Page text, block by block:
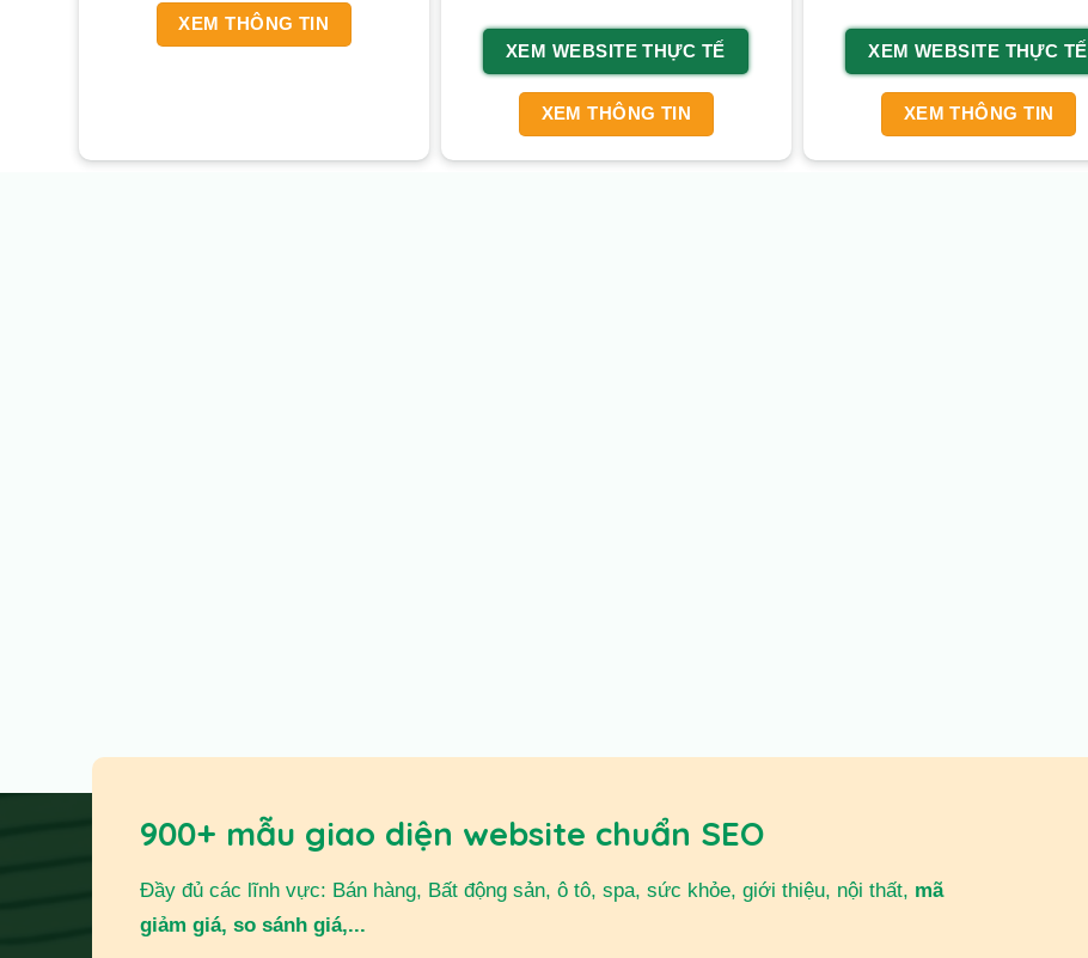
XEM THÔNG TIN
XEM WEBSITE THỰC TẾ
XEM THÔNG TIN
XEM WEBSITE THỰC TẾ
XEM THÔNG TIN
900+ mẫu giao diện website chuẩn SEO
Đầy đủ các lĩnh vực: Bán hàng, Bất động sản, ô tô, spa, sức khỏe, giới thiệu, nội thất, mã
giảm giá, so sánh giá,...